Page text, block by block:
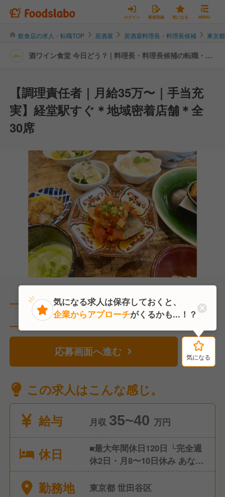
ログイン 新規登録 気になる MENU
飲食店の求人・転職TOP 居酒屋 居酒屋料理長・料理長候補 東京
酒ワイン食堂 今日どう？ | 料理長・料理長候補の転職・求
【調理責任者｜月給35万〜｜手当充
実】経堂駅すぐ＊地域密着店舗＊全
30席
直近5人がこの求人を検討中
応募画面へ進む 気になる
この求人はこんな感じ。
給与
月収 35~40 万円
休日
■最大年間休日120日 └完全週
休2日・月8〜10日休み あなた
のライフスタイルに合わせて
選択可能 休みが多くても給与
勤務地 東京都 世田谷区
気になる
気になる求人は保存しておくと、
企業からアプローチがくるかも...！？